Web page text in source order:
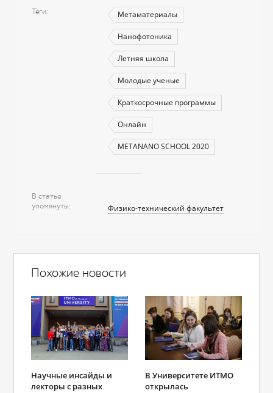
Теги Метаматериалы
Нанофотоника
Летняя школа
Молодые ученые
Краткосрочные программы
Онлайн
METANANO SCHOOL 2020
В статье
упомянуты
Физико-технический факультет
Похожие новости
Научные инсайды и
лекторы с разных
В Университете ИТМО
открылась